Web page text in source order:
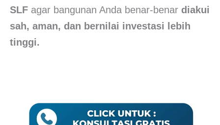
SLF agar bangunan Anda benar-benar diakui
sah, aman, dan bernilai investasi lebih
tinggi.